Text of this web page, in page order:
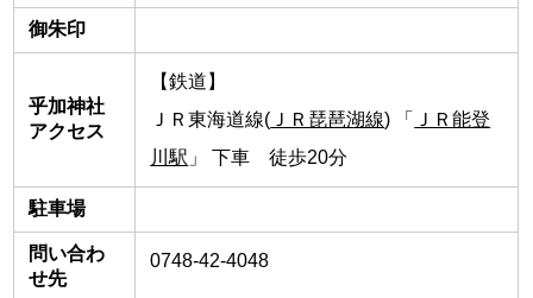
御朱印
乎加神社
アクセス
【鉄道】
ＪＲ東海道線( ＪＲ琵琶湖線) 「
ＪＲ能登
川駅 」 下車 徒歩20分
駐車場
問い合わ
せ先
0748-42-4048